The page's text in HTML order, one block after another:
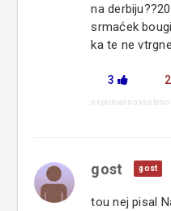
na
srmaćek
ka te ne
3 2
neprimerno vsebino
gost gost
tou nej pisal